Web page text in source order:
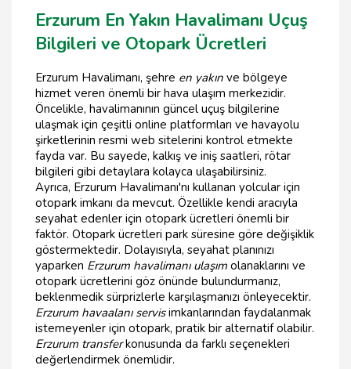
Erzurum En Yakın Havalimanı Uçuş
Bilgileri ve Otopark Ücretleri
Erzurum Havalimanı, şehre en yakın ve bölgeye
hizmet veren önemli bir hava ulaşım merkezidir.
Öncelikle, havalimanının güncel uçuş bilgilerine
ulaşmak için çeşitli online platformları ve havayolu
şirketlerinin resmi web sitelerini kontrol etmekte
fayda var. Bu sayede, kalkış ve iniş saatleri, rötar
bilgileri gibi detaylara kolayca ulaşabilirsiniz.
Ayrıca, Erzurum Havalimanı'nı kullanan yolcular için
otopark imkanı da mevcut. Özellikle kendi aracıyla
seyahat edenler için otopark ücretleri önemli bir
faktör. Otopark ücretleri park süresine göre değişiklik
göstermektedir. Dolayısıyla, seyahat planınızı
yaparken Erzurum havalimanı ulaşım olanaklarını ve
otopark ücretlerini göz önünde bulundurmanız,
beklenmedik sürprizlerle karşılaşmanızı önleyecektir.
Erzurum havaalanı servisimkanlarından faydalanmak
istemeyenler için otopark, pratik bir alternatif olabilir.
Erzurum transferkonusunda da farklı seçenekleri
değerlendirmek önemlidir.